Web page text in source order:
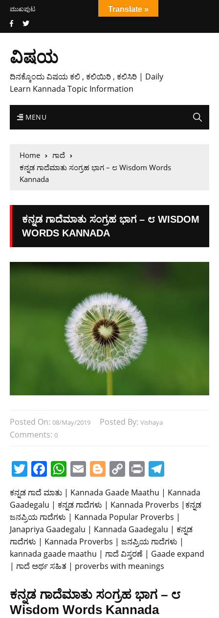
ಮುಖಪುಟ
ವಿಷಯ
ದಿನಕ್ಕೊಂದು ವಿಷಯ ಕಲಿ , ಕಲಿಯಿರಿ , ಕಲಿಸಿರಿ | Daily
Learn Kannada Topic Information
MENU
Home
ಗಾದೆ
ಕನ್ನಡ ಗಾದೆಮಾತು ಸಂಗ್ರಹ ಭಾಗ – ೮ Wisdom Words
Kannada
ಕನ್ನಡ ಗಾದೆಮಾತು ಸಂಗ್ರಹ ಭಾಗ – ೮ WISDOM
WORDS KANNADA
Posted On: 08/May/2019 Posted By: Vishaya
Comments: 0
T
w
itt
er
F
a
c
e
b
o
o
W
h
at
s
A
p
p
E
m
ai
l
Bl
o
g
g
er
C
o
p
y
Li
n
k
Pr
in
t
el
e
gr
a
m
ಕನ್ನಡ ಗಾದೆ ಮಾತು | Kannada Gaade Maathu | Kannada
Gaadegalu | ಕನ್ನಡ ಗಾದೆಗಳು | Kannada Proverbs |ಕನ್ನಡ
ಜನಪ್ರಿಯ ಗಾದೆಗಳು | Kannada Popular Proverbs |
Janapriya Gaadegalu | Kannada Gaadegalu | ಕನ್ನಡ
ಗಾದೆಗಳು | Kannada Proverbs | ಜನಪ್ರಿಯ ಗಾದೆಗಳು |
kannada gaade maathu | ಗಾದೆ ವಿಸ್ತರಣೆ | Gaade expand
| ಗಾದೆ ಅರ್ಥ ಸಹಿತ | proverbs with meanings
ಕನ್ನಡ ಗಾದೆಮಾತು ಸಂಗ್ರಹ ಭಾಗ – ೮
Wisdom Words Kannada
Translate »